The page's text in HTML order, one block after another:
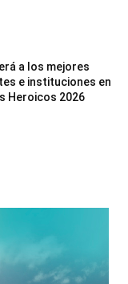
a los mejores
e instituciones en
Heroicos 2026